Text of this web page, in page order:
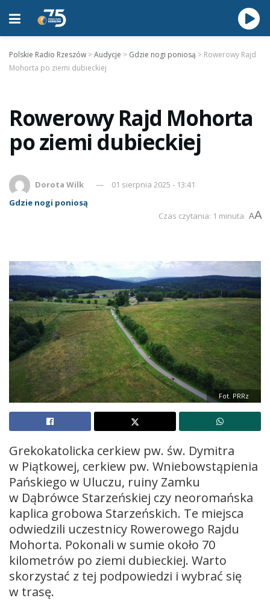
Polskie Radio Rzeszów >Audycje > Gdzie nogi poniosą > Rowerowy Rajd
Mohorta po ziemi dubieckiej
Rowerowy Rajd Mohorta
po ziemi dubieckiej
Dorota Wilk
01 sierpnia 2025 - 13:41
Gdzie nogi poniosą
Czas czytania: 1 minuta AA
Fot. PRRz
Grekokatolicka cerkiew pw. św. Dymitra
w Piątkowej, cerkiew pw. Wniebowstąpienia
Pańskiego w Uluczu, ruiny Zamku
w Dąbrówce Starzeńskiej czy neoromańska
kaplica grobowa Starzeńskich. Te miejsca
odwiedzili uczestnicy Rowerowego Rajdu
Mohorta. Pokonali w sumie około 70
kilometrów po ziemi dubieckiej. Warto
skorzystać z tej podpowiedzi i wybrać się
w trasę.